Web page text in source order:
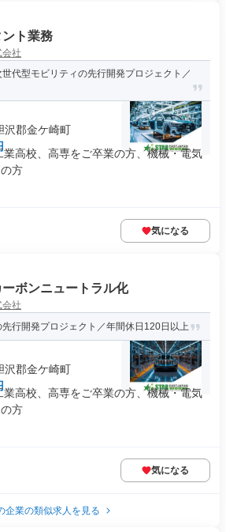
ト業務
社
代型モビリティの先行開発プロジェクト／
沢郡金ケ崎町
高校、高専をご卒業の方、機械・電気
方
気になる
ボンニュートラル化
社
行開発プロジェクト／年間休日120日以上
沢郡金ケ崎町
高校、高専をご卒業の方、機械・電気
方
気になる
企業の類似求人を見る